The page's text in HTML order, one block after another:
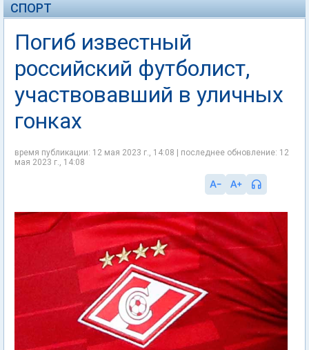
СПОРТ
Погиб известный
российский футболист,
участвовавший в уличных
гонках
время публикации: 12 мая 2023 г., 14:08 | последнее обновление: 12
мая 2023 г., 14:08